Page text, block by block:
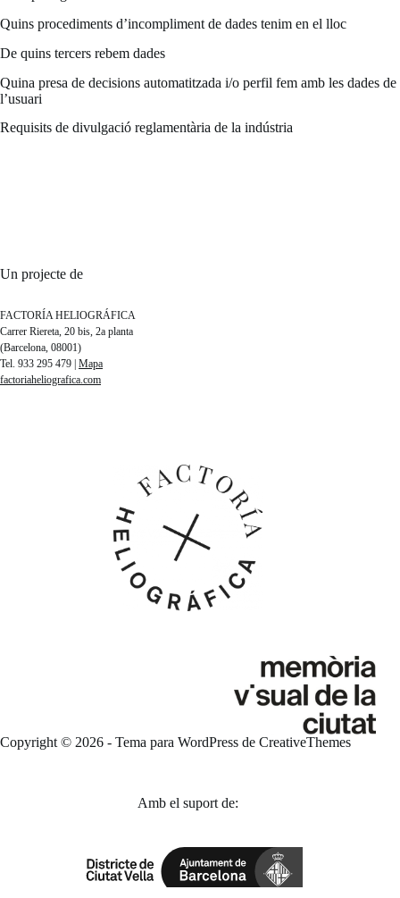
Quins procediments d’incompliment de dades tenim en el lloc
De quins tercers rebem dades
Quina presa de decisions automatitzada i/o perfil fem amb les dades de
l’usuari
Requisits de divulgació reglamentària de la indústria
Un projecte de
FACTORÍA HELIOGRÁFICA
Carrer Riereta, 20 bis, 2a planta
(Barcelona, 08001)
Tel. 933 295 479 | Mapa
factoriaheliografica.com
Copyright © 2026 - Tema para WordPress de CreativeThemes
Amb el suport de: